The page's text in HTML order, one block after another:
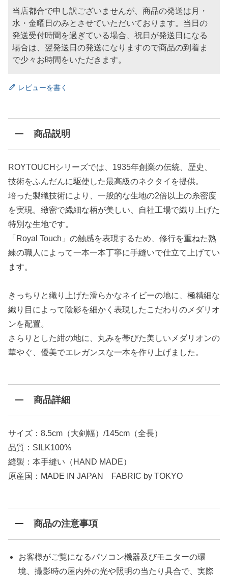
当店都合で申し訳ございませんが、商品の発送は月・
水・金曜日のみとさせていただいております。当日の
発送受付時間を過ぎている場合、祝日が発送日になる
場合は、翌発送日の発送になりますので商品の到着ま
で少々お時間をいただきます。
レビューを書く
商品説明
ROYTOUCHシリーズでは、1935年創業の伝統、歴史、
技術をふんだんに駆使した最高級のネクタイを提供。
培った製織技術により、一般的な生地の2倍以上の糸密度
を実現。緻密で繊細な柄が美しい、自社工場で織り上げた
特別な生地です。
「Royal Touch」の触感を表現するため、修行を重ねた熟
練の職人によって一本一本丁寧に手縫いで仕立て上げてい
ます。
きっちりと織り上げた滑らかなネイビーの地に、極精細な
織り目によって陰影を細かく表現したこだわりのメダリオ
ンを配置。
さらりとした紺の地に、丸みを帯びた美しいメダリオンの
華やぐ、優美でエレガンスな一本を作り上げました。
商品詳細
サイズ：8.5cm（大剣幅）/145cm（全長）
品質：SILK100%
縫製：本手縫い（HAND MADE）
原産国：MADE IN JAPAN FABRIC by TOKYO
商品の注意事項
お客様がご覧になるパソコン機器及びモニターの環
境、撮影時の屋内外の光や照明の当たり具合で、実際